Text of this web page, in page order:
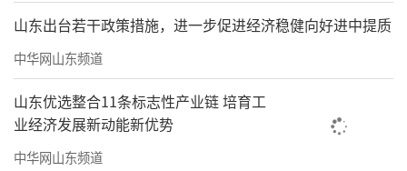
山东出台若干政策措施，进一步促进经济稳健向好进中提质
中华网山东频道
山东优选整合11条标志性产业链 培育工
业经济发展新动能新优势
中华网山东频道